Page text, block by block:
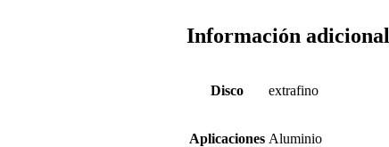
Información adicional
Disco extrafino
Aplicaciones Aluminio